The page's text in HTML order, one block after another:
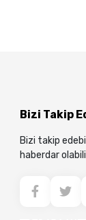
Bizi Takip
Bizi takip
haberdar